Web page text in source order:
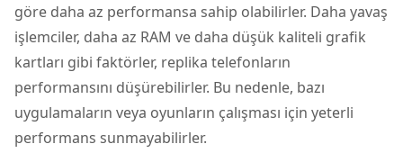
göre daha az performansa sahip olabilirler. Daha yavaş
işlemciler, daha az RAM ve daha düşük kaliteli grafik
kartları gibi faktörler, replika telefonların
performansını düşürebilirler. Bu nedenle, bazı
uygulamaların veya oyunların çalışması için yeterli
performans sunmayabilirler.